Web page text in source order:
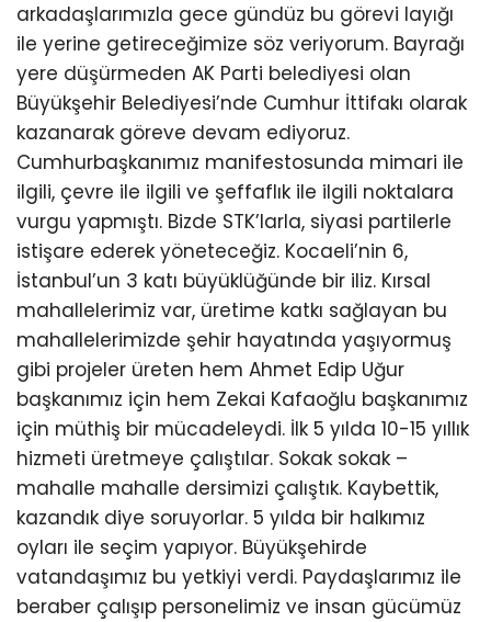
arkadaşlarımızla gece gündüz bu görevi layığı
ile yerine getireceğimize söz veriyorum. Bayrağı
yere düşürmeden AK Parti belediyesi olan
Büyükşehir Belediyesi’nde Cumhur İttifakı olarak
kazanarak göreve devam ediyoruz.
Cumhurbaşkanımız manifestosunda mimari ile
ilgili, çevre ile ilgili ve şeffaflık ile ilgili noktalara
vurgu yapmıştı. Bizde STK’larla, siyasi partilerle
istişare ederek yöneteceğiz. Kocaeli’nin 6,
İstanbul’un 3 katı büyüklüğünde bir iliz. Kırsal
mahallelerimiz var, üretime katkı sağlayan bu
mahallelerimizde şehir hayatında yaşıyormuş
gibi projeler üreten hem Ahmet Edip Uğur
başkanımız için hem Zekai Kafaoğlu başkanımız
için müthiş bir mücadeleydi. İlk 5 yılda 10-15 yıllık
hizmeti üretmeye çalıştılar. Sokak sokak –
mahalle mahalle dersimizi çalıştık. Kaybettik,
kazandık diye soruyorlar. 5 yılda bir halkımız
oyları ile seçim yapıyor. Büyükşehirde
vatandaşımız bu yetkiyi verdi. Paydaşlarımız ile
beraber çalışıp personelimiz ve insan gücümüz